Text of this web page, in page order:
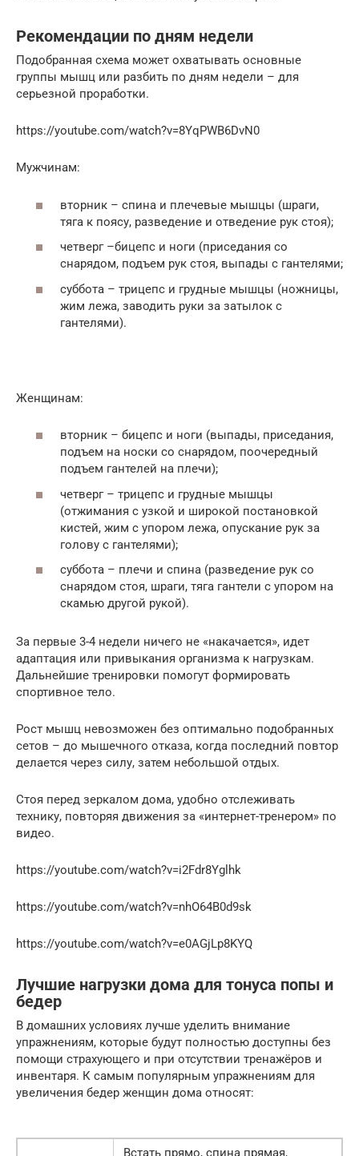
Рекомендации по дням недели
Подобранная схема может охватывать основные
группы мышц или разбить по дням недели – для
серьезной проработки.
https://youtube.com/watch?v=8YqPWB6DvN0
Мужчинам:
вторник – спина и плечевые мышцы (шраги,
тяга к поясу, разведение и отведение рук стоя);
четверг –бицепс и ноги (приседания со
снарядом, подъем рук стоя, выпады с гантелями;
суббота – трицепс и грудные мышцы (ножницы,
жим лежа, заводить руки за затылок с
гантелями).
Женщинам:
вторник – бицепс и ноги (выпады, приседания,
подъем на носки со снарядом, поочередный
подъем гантелей на плечи);
четверг – трицепс и грудные мышцы
(отжимания с узкой и широкой постановкой
кистей, жим с упором лежа, опускание рук за
голову с гантелями);
суббота – плечи и спина (разведение рук со
снарядом стоя, шраги, тяга гантели с упором на
скамью другой рукой).
За первые 3-4 недели ничего не «накачается», идет
адаптация или привыкания организма к нагрузкам.
Дальнейшие тренировки помогут формировать
спортивное тело.
Рост мышц невозможен без оптимально подобранных
сетов – до мышечного отказа, когда последний повтор
делается через силу, затем небольшой отдых.
Стоя перед зеркалом дома, удобно отслеживать
технику, повторяя движения за «интернет-тренером» по
видео.
https://youtube.com/watch?v=i2Fdr8Yglhk
https://youtube.com/watch?v=nhO64B0d9sk
https://youtube.com/watch?v=e0AGjLp8KYQ
Лучшие нагрузки дома для тонуса попы и
бедер
В домашних условиях лучше уделить внимание
упражнениям, которые будут полностью доступны без
помощи страхующего и при отсутствии тренажёров и
инвентаря. К самым популярным упражнениям для
увеличения бедер женщин дома относят:
Встать прямо, спина прямая,